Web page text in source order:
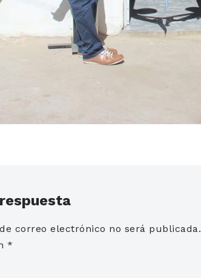
correo electrónico no será publicada.
*